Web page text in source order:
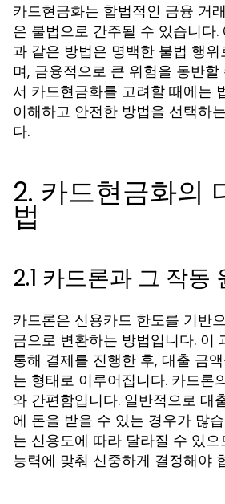
카드현금화는 합법적인 금융 거
은 불법으로 간주될 수 있습니다
과 같은 방법은 명백한 불법 행
며, 금융적으로 큰 위험을 동반
서 카드현금화를 고려할 때에는
이해하고 안전한 방법을 선택하
다.
2. 카드현금화의
법
2.1 카드론과 그 작동
카드론은 신용카드 한도를 기반
금으로 변환하는 방법입니다. 이
통해 결제를 진행한 후, 대출 금
는 형태로 이루어집니다. 카드론
와 간편함입니다. 일반적으로 대
에 돈을 받을 수 있는 경우가 많
는 신용도에 따라 달라질 수 있
능력에 맞춰 신중하게 결정해야